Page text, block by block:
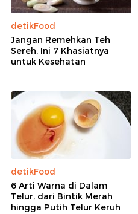
detikFood
Jangan Remehkan Teh
Sereh, Ini 7 Khasiatnya
untuk Kesehatan
detikFood
6 Arti Warna di Dalam
Telur, dari Bintik Merah
hingga Putih Telur Keruh